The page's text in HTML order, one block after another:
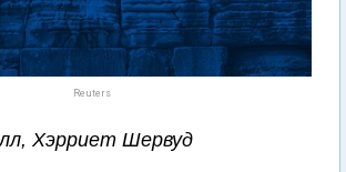
Reuters
Хэрриет Шервуд